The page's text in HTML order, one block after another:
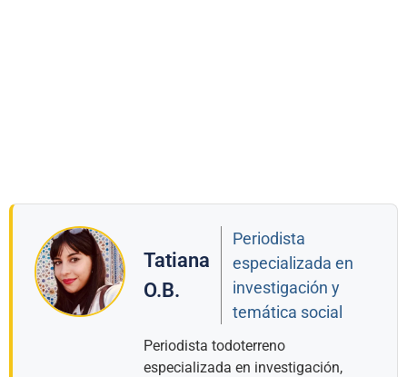
Tatiana
O.B.
Periodista
especializada en
investigación y
temática social
Periodista todoterreno
especializada en investigación,